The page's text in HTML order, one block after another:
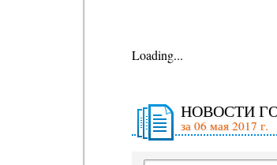
Loading...
НОВОСТИ
за 06 мая 2017 г.